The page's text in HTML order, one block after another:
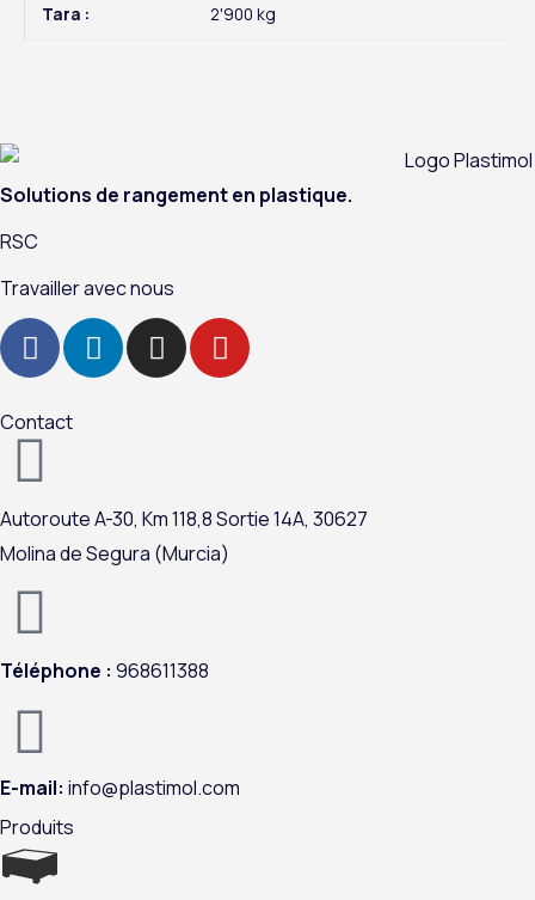
Tara : 2'900 kg
Solutions de rangement en plastique.
RSC
Travailler avec nous
F
a
c
e
b
o
o
k
L
i
n
i
n
I
n
s
r
a
m
Y
o
u
e
Contact
Autoroute A-30, Km 118,8Sortie 14A, 30627
Molina de Segura (Murcia)
Téléphone : 968611388
E-mail: info@plastimol.com
Produits